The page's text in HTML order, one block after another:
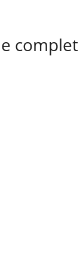
complet